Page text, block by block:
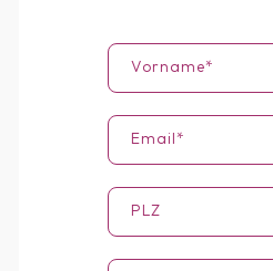
Vorname*
Email*
PLZ